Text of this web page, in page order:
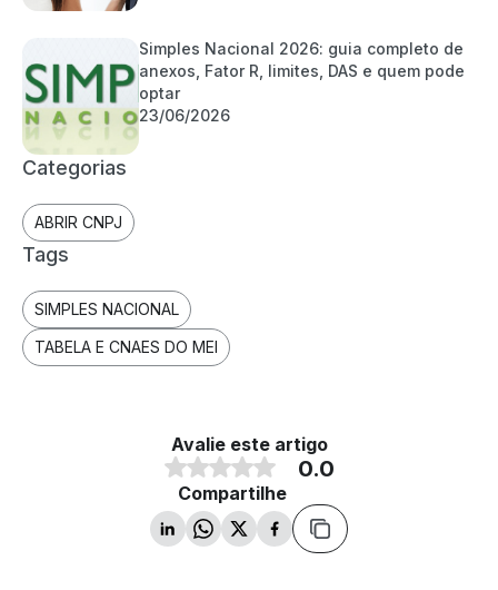
Simples Nacional 2026: guia completo de
anexos, Fator R, limites, DAS e quem pode
optar
23/06/2026
Categorias
ABRIR CNPJ
Tags
SIMPLES NACIONAL
TABELA E CNAES DO MEI
Avalie este artigo
0.0
Compartilhe